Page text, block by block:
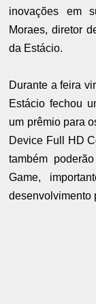
inovações em
Moraes, diretor
da Estácio.
Durante a feira
Estácio fechou
um prêmio para
Device Full HD
também
Game,
desenvolvimento